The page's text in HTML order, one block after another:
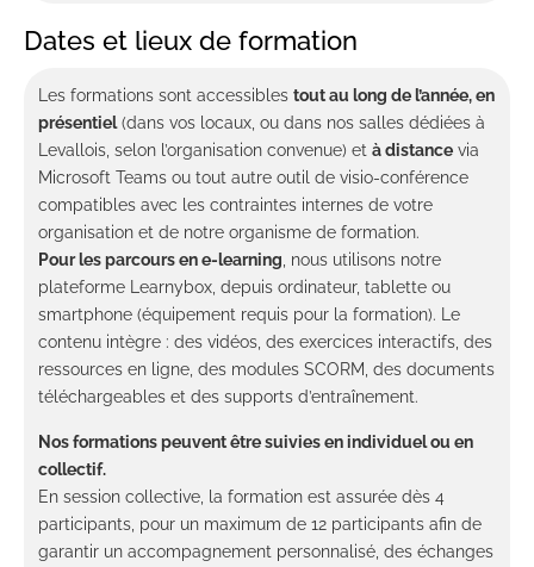
Dates et lieux de formation
Les formations sont accessibles tout au long de l’année, en
présentiel(dans vos locaux, ou dans nos salles dédiées à
Levallois, selon l’organisation convenue) et à distance via
Microsoft Teams ou tout autre outil de visio-conférence
compatibles avec les contraintes internes de votre
organisation et de notre organisme de formation.
Pour les parcours en e-learning, nous utilisons notre
plateforme Learnybox, depuis ordinateur, tablette ou
smartphone (équipement requis pour la formation). Le
contenu intègre : des vidéos, des exercices interactifs, des
ressources en ligne, des modules SCORM, des documents
téléchargeables et des supports d’entraînement.
Nos formations peuvent être suivies en individuel ou en
collectif.
En session collective, la formation est assurée dès 4
participants, pour un maximum de 12 participants afin de
garantir un accompagnement personnalisé, des échanges